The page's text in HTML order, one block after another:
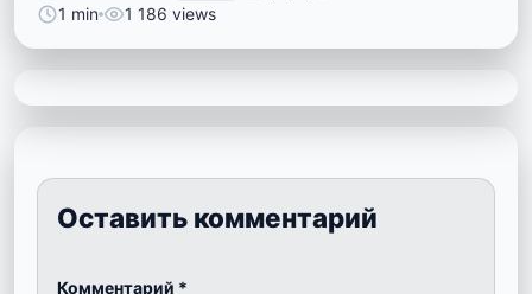
1 min
1 186 views
Оставить комментарий
Комментарий *